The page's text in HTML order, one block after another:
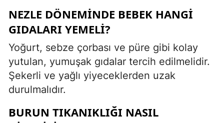
NEZLE DÖNEMINDE BEBEK HANGI
GIDALARI YEMELI?
Yoğurt, sebze çorbası ve püre gibi kolay
yutulan, yumuşak gıdalar tercih edilmelidir.
Şekerli ve yağlı yiyeceklerden uzak
durulmalıdır.
BURUN TIKANIKLIĞI NASIL